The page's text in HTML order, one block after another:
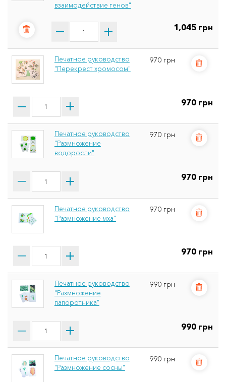
взаимодействие генов"
1,045 грн
Печатное руководство
"Перекрест хромосом"
970 грн
970 грн
Печатное руководство
"Размножение
водоросли"
970 грн
970 грн
Печатное руководство
"Размножение мха"
970 грн
970 грн
Печатное руководство
"Размножение
папоротника"
990 грн
990 грн
Печатное руководство
"Размножение сосны"
990 грн